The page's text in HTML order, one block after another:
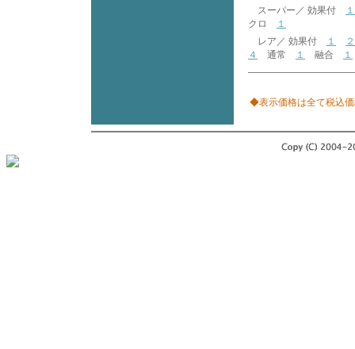
スーパー／ 効果付
１
クロ
１
レア／ 効果付
１
２
４
通常 １ 融合 １
◆表示価格は全て税込